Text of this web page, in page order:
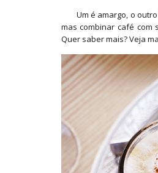
admin
23 de janeiro de 2017
Um é amargo, o
mas combinar café com
Quer saber mais? Veja